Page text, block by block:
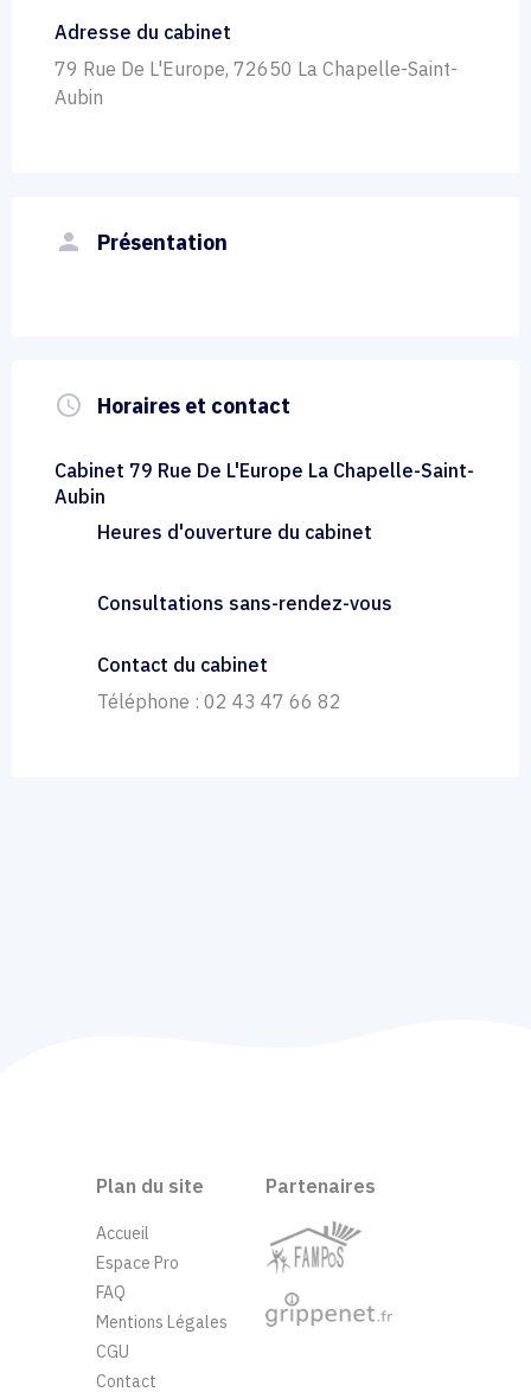
Adresse du cabinet
79 Rue De L'Europe, 72650 La Chapelle-Saint-
Aubin
person Présentation
query_builder Horaires et contact
Cabinet 79 Rue De L'Europe La Chapelle-Saint-
Aubin
Heures d'ouverture du cabinet
Consultations sans-rendez-vous
Contact du cabinet
Téléphone : 02 43 47 66 82
Plan du site
Accueil
Espace Pro
FAQ
Mentions Légales
CGU
Contact
Partenaires